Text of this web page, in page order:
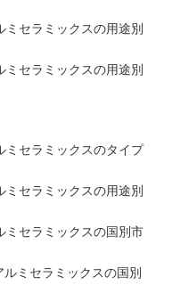
セラミックスの用途別
セラミックスの用途別
ミセラミックスのタイプ
セラミックスの用途別
ミセラミックスの国別市
ミセラミックスの国別